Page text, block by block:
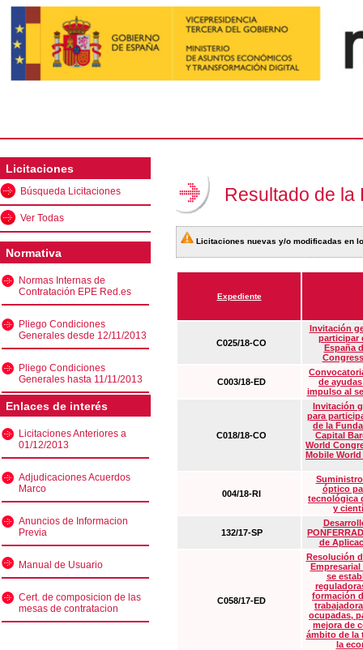
Licitaciones
Búsqueda Licitaciones
Ver Todas
Normativa
Normas Internas de
Contratación EPE Red.es
Pliego Condiciones
Generales desde 12/11/2013
Pliego Condiciones
Generales hasta 11/11/2013
Enlaces de interés
Licitaciones Anteriores a
01/12/2013
Adjudicaciones Acuerdos
Marco
Anuncios de Informacion
Previa
Manual de Usuario
Cert. de composicion de las
mesas de contratacion
Resultado de la
Licitaciones nuevas y/o modificadas en
Expediente
C025/18-CO
Invitación
participar
España
C003/18-ED
de
impulso al
C018/18-CO
Invitación
para
de la
Capital
World
Mobile
004/18-RI
óptico
tecnológica
y
132/17-SP
de
C058/17-ED
Resolución
Empresarial
se
formación
ocupadas,
mejora de
ámbito de la
la